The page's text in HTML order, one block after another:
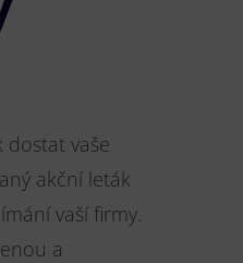
dostat vaše
akční leták
vaší firmy.
a